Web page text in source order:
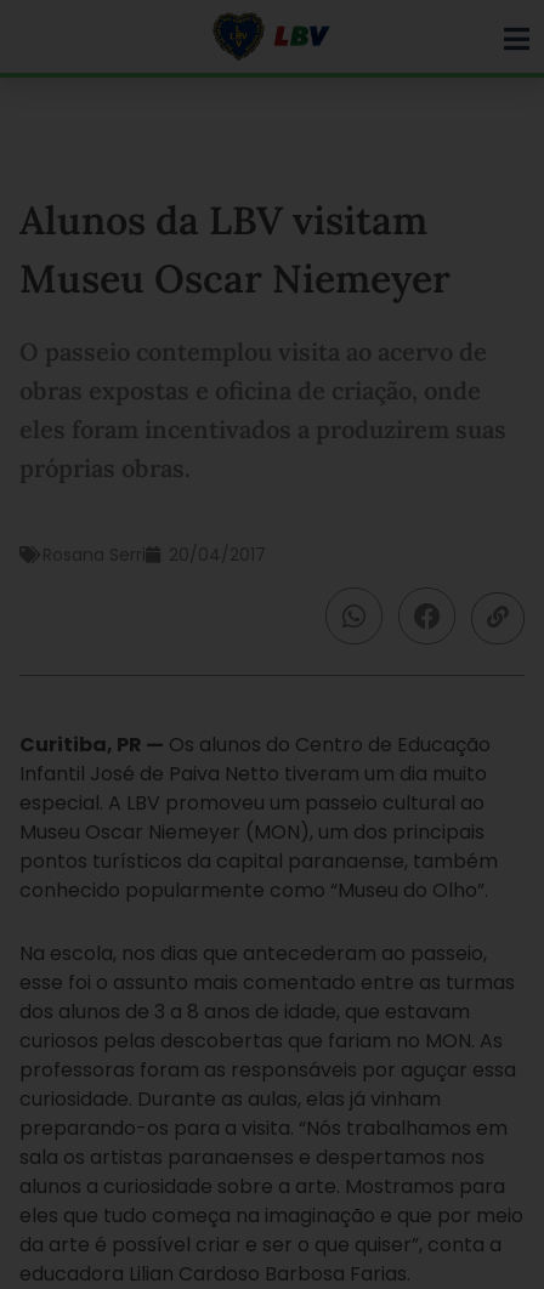
Alunos da LBV visitam
Museu Oscar Niemeyer
O passeio contemplou visita ao acervo de
obras expostas e oficina de criação, onde
eles foram incentivados a produzirem suas
próprias obras.
Rosana Serri 20/04/2017
Curitiba, PR — Os alunos do Centro de Educação
Infantil José de Paiva Netto tiveram um dia muito
especial. A LBV promoveu um passeio cultural ao
Museu Oscar Niemeyer (MON), um dos principais
pontos turísticos da capital paranaense, também
conhecido popularmente como “Museu do Olho”.
Na escola, nos dias que antecederam ao passeio,
esse foi o assunto mais comentado entre as turmas
dos alunos de 3 a 8 anos de idade, que estavam
curiosos pelas descobertas que fariam no MON. As
professoras foram as responsáveis por aguçar essa
curiosidade. Durante as aulas, elas já vinham
preparando-os para a visita. “Nós trabalhamos em
sala os artistas paranaenses e despertamos nos
alunos a curiosidade sobre a arte. Mostramos para
eles que tudo começa na imaginação e que por meio
da arte é possível criar e ser o que quiser”, conta a
educadora Lilian Cardoso Barbosa Farias.